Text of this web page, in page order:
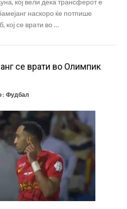
кој вели дека трансферот е
наскоро ќе потпише
кој се врати во …
се врати во Олимпик
: Фудбал